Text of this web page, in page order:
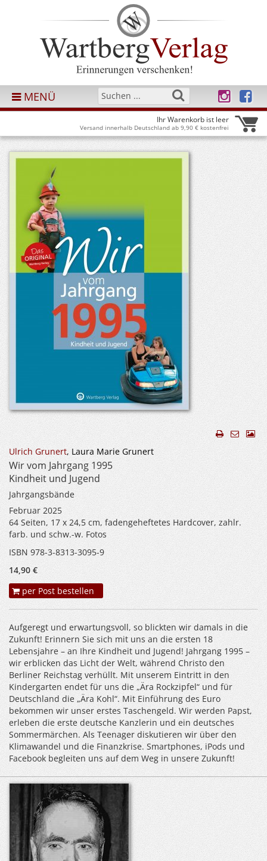
MENÜ
Ihr Warenkorb ist leer
Versand innerhalb Deutschland ab 9,90 € kostenfrei
Ulrich Grunert, Laura Marie Grunert
Wir vom Jahrgang 1995
Kindheit und Jugend
Jahrgangsbände
Februar 2025
64 Seiten, 17 x 24,5 cm, fadengeheftetes Hardcover, zahlr.
farb. und schw.-w. Fotos
ISBN 978-3-8313-3095-9
14,90 €
per Post bestellen
Aufgeregt und erwartungsvoll, so blickten wir damals in die
Zukunft! Erinnern Sie sich mit uns an die ersten 18
Lebensjahre – an Ihre Kindheit und Jugend! Jahrgang 1995 –
wir erblicken das Licht der Welt, während Christo den
Berliner Reichstag verhüllt. Mit unserem Eintritt in den
Kindergarten endet für uns die „Ära Rockzipfel“ und für
Deutschland die „Ära Kohl“. Mit Einführung des Euro
bekommen wir unser erstes Taschengeld. Wir werden Papst,
erleben die erste deutsche Kanzlerin und ein deutsches
Sommermärchen. Als Teenager diskutieren wir über den
Klimawandel und die Finanzkrise. Smartphones, iPods und
Facebook begleiten uns auf dem Weg in unsere Zukunft!